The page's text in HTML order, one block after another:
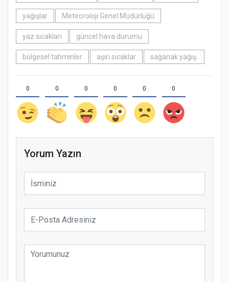
yağışlar Meteoroloji Genel Müdürlüğü
yaz sıcakları güncel hava durumu
bölgesel tahminler aşırı sıcaklar sağanak yağış.
0 0 0 0 0 0
Yorum Yazın